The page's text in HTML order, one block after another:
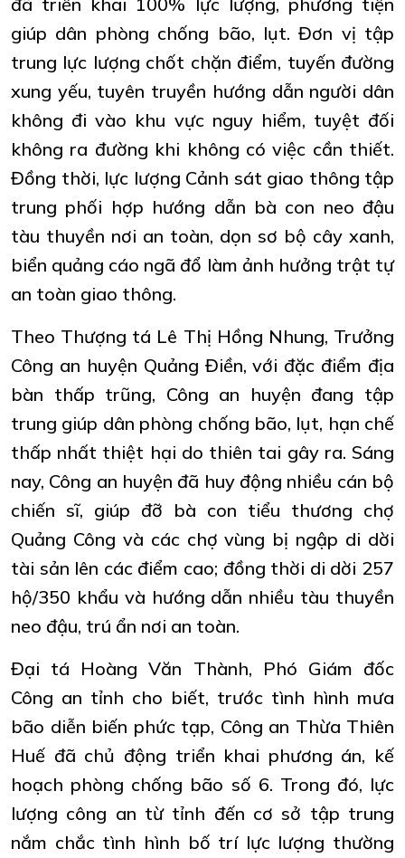
giúp dân phòng chống bão, lụt. Đơn vị tập
trung lực lượng chốt chặn điểm, tuyến đường
xung yếu, tuyên truyền hướng dẫn người dân
không đi vào khu vực nguy hiểm, tuyệt đối
không ra đường khi không có việc cần thiết.
Đồng thời, lực lượng Cảnh sát giao thông tập
trung phối hợp hướng dẫn bà con neo đậu
tàu thuyền nơi an toàn, dọn sơ bộ cây xanh,
biển quảng cáo ngã đổ làm ảnh hưởng trật tự
an toàn giao thông.
Theo Thượng tá Lê Thị Hồng Nhung, Trưởng
Công an huyện Quảng Điền, với đặc điểm địa
bàn thấp trũng, Công an huyện đang tập
trung giúp dân phòng chống bão, lụt, hạn chế
thấp nhất thiệt hại do thiên tai gây ra. Sáng
nay, Công an huyện đã huy động nhiều cán bộ
chiến sĩ, giúp đỡ bà con tiểu thương chợ
Quảng Công và các chợ vùng bị ngập di dời
tài sản lên các điểm cao; đồng thời di dời 257
hộ/350 khẩu và hướng dẫn nhiều tàu thuyền
neo đậu, trú ẩn nơi an toàn.
Đại tá Hoàng Văn Thành, Phó Giám đốc
Công an tỉnh cho biết, trước tình hình mưa
bão diễn biến phức tạp, Công an Thừa Thiên
Huế đã chủ động triển khai phương án, kế
hoạch phòng chống bão số 6. Trong đó, lực
lượng công an từ tỉnh đến cơ sở tập trung
nắm chắc tình hình bố trí lực lượng thường